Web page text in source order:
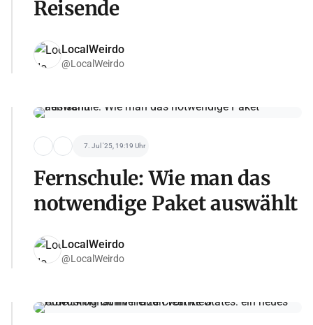
Reisende
LocalWeirdo
@LocalWeirdo
7. Jul '25, 19:19 Uhr
Fernschule: Wie man das
notwendige Paket auswählt
LocalWeirdo
@LocalWeirdo